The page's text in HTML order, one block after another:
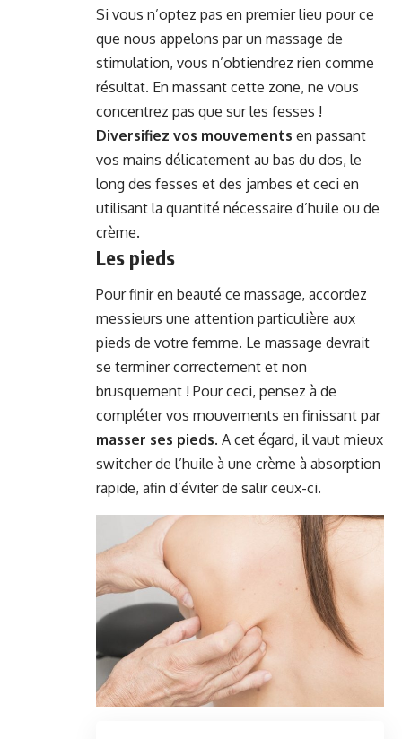
Si vous n’optez pas en premier lieu pour ce
que nous appelons par un massage de
stimulation, vous n’obtiendrez rien comme
résultat. En massant cette zone, ne vous
concentrez pas que sur les fesses !
Diversifiez vos mouvements en passant
vos mains délicatement au bas du dos, le
long des fesses et des jambes et ceci en
utilisant la quantité nécessaire d’huile ou de
crème.
Les pieds
Pour finir en beauté ce massage, accordez
messieurs une attention particulière aux
pieds de votre femme. Le massage devrait
se terminer correctement et non
brusquement ! Pour ceci, pensez à de
compléter vos mouvements en finissant par
masser ses pieds. A cet égard, il vaut mieux
switcher de l’huile à une crème à absorption
rapide, afin d’éviter de salir ceux-ci.